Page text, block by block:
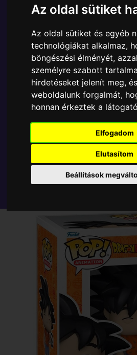
Az oldal sütiket
Az oldal sütiket és egyéb
technológiákat alkalmaz,
böngészési élményét,
személyre szabott
hirdetéseket jelenít meg,
weboldalunk forgalmát,
honnan érkeztek a
Elfogadom
Elutasítom
Beállítások
A Funko POP - Anime & Manga
gyűjtői vinyl karakter, amely
azaz - POP In a Box - várja új
TOVÁBB A VÁSÁRLÁSRA
Tetszik? Osszd meg másokkal!